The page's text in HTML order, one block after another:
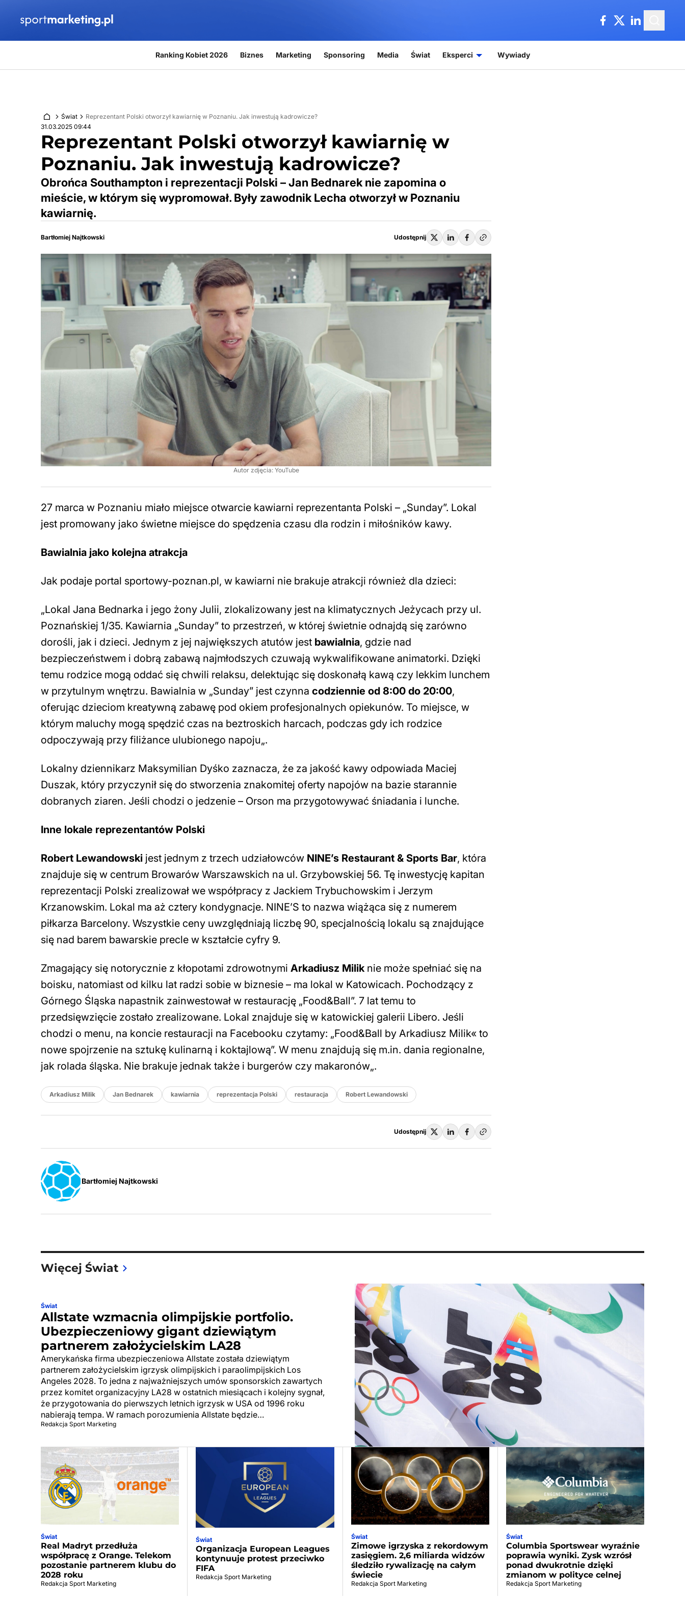
Ranking Kobiet 2026 Biznes Marketing Sponsoring Media Świat Eksperci Wywiady
Świat
Reprezentant Polski otworzył kawiarnię w Poznaniu. Jak inwestują kadrowicze?
31.03.2025 09:44
Reprezentant Polski otworzył kawiarnię w
Poznaniu. Jak inwestują kadrowicze?
Obrońca Southampton i reprezentacji Polski – Jan Bednarek nie zapomina o
mieście, w którym się wypromował. Były zawodnik Lecha otworzył w Poznaniu
kawiarnię.
Bartłomiej Najtkowski Udostępnij
Autor zdjęcia: YouTube
27 marca w Poznaniu miało miejsce otwarcie kawiarni reprezentanta Polski – „Sunday”. Lokal
jest promowany jako świetne miejsce do spędzenia czasu dla rodzin i miłośników kawy.
Bawialnia jako kolejna atrakcja
Jak podaje portal sportowy-poznan.pl, w kawiarni nie brakuje atrakcji również dla dzieci:
„Lokal Jana Bednarka i jego żony Julii, zlokalizowany jest na klimatycznych Jeżycach przy ul.
Poznańskiej 1/35. Kawiarnia „Sunday” to przestrzeń, w której świetnie odnajdą się zarówno
dorośli, jak i dzieci. Jednym z jej największych atutów jest bawialnia, gdzie nad
bezpieczeństwem i dobrą zabawą najmłodszych czuwają wykwalifikowane animatorki. Dzięki
temu rodzice mogą oddać się chwili relaksu, delektując się doskonałą kawą czy lekkim lunchem
w przytulnym wnętrzu. Bawialnia w „Sunday” jest czynna codziennie od 8:00 do 20:00,
oferując dzieciom kreatywną zabawę pod okiem profesjonalnych opiekunów. To miejsce, w
którym maluchy mogą spędzić czas na beztroskich harcach, podczas gdy ich rodzice
odpoczywają przy filiżance ulubionego napoju„.
Lokalny dziennikarz Maksymilian Dyśko zaznacza, że za jakość kawy odpowiada Maciej
Duszak, który przyczynił się do stworzenia znakomitej oferty napojów na bazie starannie
dobranych ziaren. Jeśli chodzi o jedzenie – Orson ma przygotowywać śniadania i lunche.
Inne lokale reprezentantów Polski
Robert Lewandowski jest jednym z trzech udziałowców NINE’s Restaurant & Sports Bar, która
znajduje się w centrum Browarów Warszawskich na ul. Grzybowskiej 56. Tę inwestycję kapitan
reprezentacji Polski zrealizował we współpracy z Jackiem Trybuchowskim i Jerzym
Krzanowskim. Lokal ma aż cztery kondygnacje. NINE’S to nazwa wiążąca się z numerem
piłkarza Barcelony. Wszystkie ceny uwzględniają liczbę 90, specjalnością lokalu są znajdujące
się nad barem bawarskie precle w kształcie cyfry 9.
Zmagający się notorycznie z kłopotami zdrowotnymi Arkadiusz Milik nie może spełniać się na
boisku, natomiast od kilku lat radzi sobie w biznesie – ma lokal w Katowicach. Pochodzący z
Górnego Śląska napastnik zainwestował w restaurację „Food&Ball”. 7 lat temu to
przedsięwzięcie zostało zrealizowane. Lokal znajduje się w katowickiej galerii Libero. Jeśli
chodzi o menu, na koncie restauracji na Facebooku czytamy: „Food&Ball by Arkadiusz Milik« to
nowe spojrzenie na sztukę kulinarną i koktajlową”. W menu znajdują się m.in. dania regionalne,
jak rolada śląska. Nie brakuje jednak także i burgerów czy makaronów„.
Arkadiusz Milik Jan Bednarek kawiarnia reprezentacja Polski restauracja Robert Lewandowski
Udostępnij
Bartłomiej Najtkowski
Więcej Świat
Świat
Allstate wzmacnia olimpijskie portfolio.
Ubezpieczeniowy gigant dziewiątym
partnerem założycielskim LA28
Amerykańska firma ubezpieczeniowa Allstate została dziewiątym
partnerem założycielskim igrzysk olimpijskich i paraolimpijskich Los
Angeles 2028. To jedna z najważniejszych umów sponsorskich zawartych
przez komitet organizacyjny LA28 w ostatnich miesiącach i kolejny sygnał,
że przygotowania do pierwszych letnich igrzysk w USA od 1996 roku
nabierają tempa. W ramach porozumienia Allstate będzie…
Redakcja Sport Marketing
Świat
Real Madryt przedłuża
współpracę z Orange. Telekom
pozostanie partnerem klubu do
2028 roku
Redakcja Sport Marketing
Świat
Organizacja European Leagues
kontynuuje protest przeciwko
FIFA
Redakcja Sport Marketing
Świat
Zimowe igrzyska z rekordowym
zasięgiem. 2,6 miliarda widzów
śledziło rywalizację na całym
świecie
Redakcja Sport Marketing
Świat
Columbia Sportswear wyraźnie
poprawia wyniki. Zysk wzrósł
ponad dwukrotnie dzięki
zmianom w polityce celnej
Redakcja Sport Marketing